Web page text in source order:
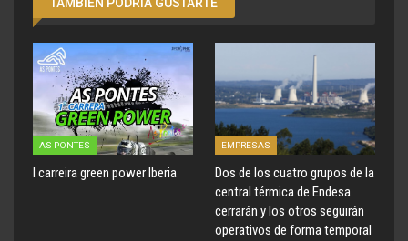
AS PONTES
I carreira green power Iberia
EMPRESAS
Dos de los cuatro grupos de la
central térmica de Endesa
cerrarán y los otros seguirán
operativos de forma temporal